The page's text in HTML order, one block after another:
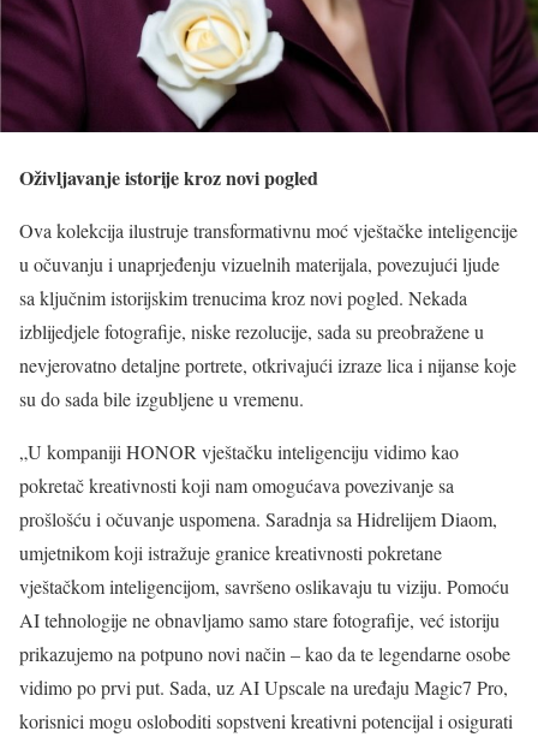
Oživljavanje istorije kroz novi pogled
Ova kolekcija ilustruje transformativnu moć vještačke inteligencije
u očuvanju i unaprjeđenju vizuelnih materijala, povezujući ljude
sa ključnim istorijskim trenucima kroz novi pogled. Nekada
izblijedjele fotografije, niske rezolucije, sada su preobražene u
nevjerovatno detaljne portrete, otkrivajući izraze lica i nijanse koje
su do sada bile izgubljene u vremenu.
„U kompaniji HONOR vještačku inteligenciju vidimo kao
pokretač kreativnosti koji nam omogućava povezivanje sa
prošlošću i očuvanje uspomena. Saradnja sa Hidrelijem Diaom,
umjetnikom koji istražuje granice kreativnosti pokretane
vještačkom inteligencijom, savršeno oslikavaju tu viziju. Pomoću
AI tehnologije ne obnavljamo samo stare fotografije, već istoriju
prikazujemo na potpuno novi način – kao da te legendarne osobe
vidimo po prvi put. Sada, uz AI Upscale na uređaju Magic7 Pro,
korisnici mogu osloboditi sopstveni kreativni potencijal i osigurati